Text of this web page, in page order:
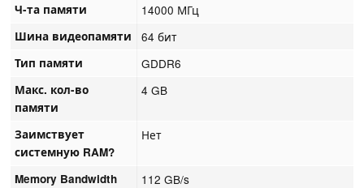
Ч-та памяти 14000 МГц
Шина видеопамяти 64 бит
Тип памяти GDDR6
Макс. кол-во
памяти
4 GB
Заимствует
системную RAM?
Нет
Memory Bandwidth 112 GB/s